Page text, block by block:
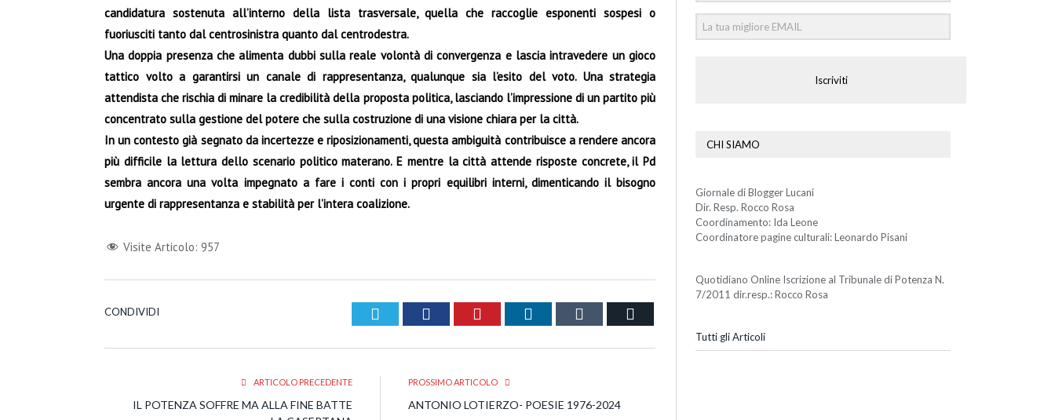
candidatura sostenuta all’interno della lista trasversale, quella che raccoglie esponenti sospesi o
fuoriusciti tanto dal centrosinistra quanto dal centrodestra.
Una doppia presenza che alimenta dubbi sulla reale volontà di convergenza e lascia intravedere un gioco
tattico volto a garantirsi un canale di rappresentanza, qualunque sia l’esito del voto. Una strategia
attendista che rischia di minare la credibilità della proposta politica, lasciando l’impressione di un partito più
concentrato sulla gestione del potere che sulla costruzione di una visione chiara per la città.
In un contesto già segnato da incertezze e riposizionamenti, questa ambiguità contribuisce a rendere ancora
più difficile la lettura dello scenario politico materano. E mentre la città attende risposte concrete, il Pd
sembra ancora una volta impegnato a fare i conti con i propri equilibri interni, dimenticando il bisogno
urgente di rappresentanza e stabilità per l’intera coalizione.
Visite Articolo: 957
CONDIVIDI Twitter Facebook Pinterest LinkedIn Tumblr
ARTICOLO PRECEDENTE
IL POTENZA SOFFRE MA ALLA FINE BATTE
PROSSIMO ARTICOLO
ANTONIO LOTIERZO- POESIE 1976-2024
Iscriviti
CHI SIAMO
Giornale di Blogger Lucani
Dir. Resp. Rocco Rosa
Coordinamento: Ida Leone
Coordinatore pagine culturali: Leonardo Pisani
Quotidiano Online Iscrizione al Tribunale di Potenza N.
7/2011 dir.resp.: Rocco Rosa
Tutti gli Articoli